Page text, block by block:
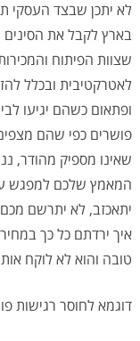
לא יתכן שבצד העסקי
בארץ לקבל את
שצוות הפיתוח
לאטרקטיבית ובכלל
ופתאום כשהם יגיעו
פושרים כפי שהם מצפים
שאינו מספיק מהודר,
המאמץ שלכם למפגש
יתאכזב, לא יתרשם מכם
איך ירדתם כל כך
טובה והוא לא לוקח
דוגמא לחוסר רגישות